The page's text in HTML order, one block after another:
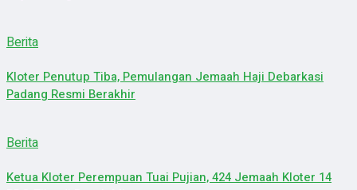
Berita
Kloter Penutup Tiba, Pemulangan Jemaah Haji Debarkasi
Padang Resmi Berakhir
Berita
Ketua Kloter Perempuan Tuai Pujian, 424 Jemaah Kloter 14